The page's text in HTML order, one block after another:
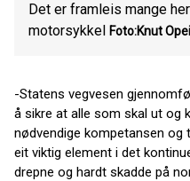
Det er framleis mange
motorsykkel Foto:Knut
-Statens vegvesen
å sikre at alle som skal ut og
nødvendige kompetansen og
eit viktig element i det
drepne og hardt skadde på